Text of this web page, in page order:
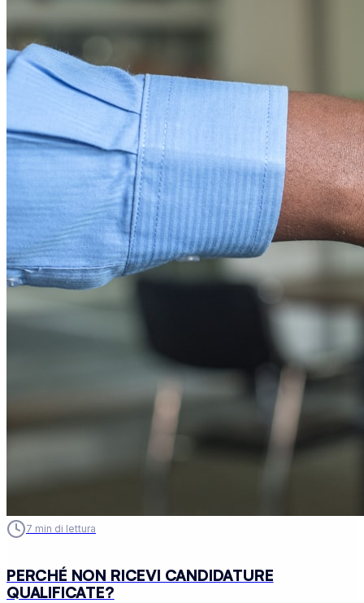
7 min di lettura
PERCHÉ NON RICEVI CANDIDATURE
QUALIFICATE?